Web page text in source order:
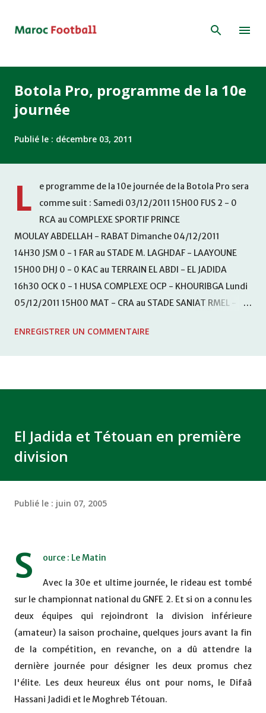
Botola Pro, programme de la 10e
journée
Publié le : décembre 03, 2011
L
e programme de la 10e journée de la Botola Pro sera
comme suit : Samedi 03/12/2011 15H00 FUS 2 - 0
RCA au COMPLEXE SPORTIF PRINCE
MOULAY ABDELLAH - RABAT Dimanche 04/12/2011
14H30 JSM 0 - 1 FAR au STADE M. LAGHDAF - LAAYOUNE
15H00 DHJ 0 - 0 KAC au TERRAIN EL ABDI - EL JADIDA
16h30 OCK 0 - 1 HUSA COMPLEXE OCP - KHOURIBGA Lundi
05/12/2011 15H00 MAT - CRA au STADE SANIAT RMEL -
KHEMISET Mardi 06/12/2011 15H00 WAF - OCS au
ENREGISTRER UN COMMENTAIRE
El Jadida et Tétouan en première
division
Publié le : juin 07, 2005
S ource : Le Matin
Avec la 30e et ultime journée, le rideau est tombé
sur le championnat national du GNFE 2. Et si on a connu les
deux équipes qui rejoindront la division inférieure
(amateur) la saison prochaine, quelques jours avant la fin
de la compétition, en revanche, on a dû attendre la
dernière journée pour désigner les deux promus chez
l'élite. Les deux heureux élus ont pour noms, le Difaâ
Hassani Jadidi et le Moghreb Tétouan.